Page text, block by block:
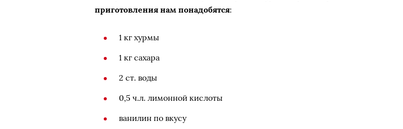
приготовления нам понадобятся:
1 кг хурмы
1 кг сахара
2 ст. воды
0,5 ч.л. лимонной кислоты
ванилин по вкусу